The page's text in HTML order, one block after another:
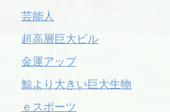
芸能人
超高層巨大ビル
金運アップ
鯨より大きい巨大生物
ｅスポーツ